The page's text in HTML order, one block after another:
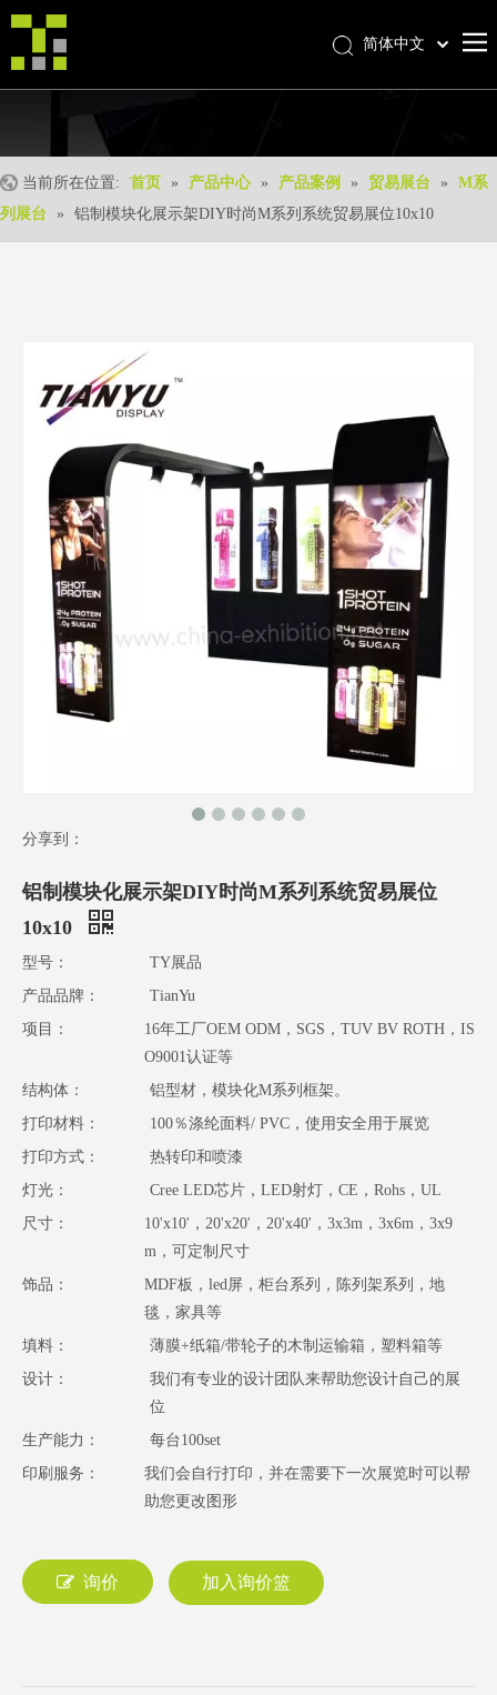
产品中心
联系我们
简体中文
日本語
Pусский
Nederlands
当前所在位置: 首页 » 产品中心 » 产品案例 » 贸易展台 »
M系
列展台
» 铝制模块化展示架DIY时尚M系列系统贸易展位10x10
分享到：
铝制模块化展示架DIY时尚M系列系统贸易展位
10x10
型号：
TY展品
产品品牌：
TianYu
项目：
16年工厂OEM ODM，SGS，TUV BV ROTH，IS
O9001认证等
结构体：
铝型材，模块化M系列框架。
打印材料：
100％涤纶面料/ PVC，使用安全用于展览
打印方式：
热转印和喷漆
灯光：
Cree LED芯片，LED射灯，CE，Rohs，UL
尺寸：
10'x10'，20'x20'，20'x40'，3x3m，3x6m，3x9
m，可定制尺寸
饰品：
MDF板，led屏，柜台系列，陈列架系列，地
毯，家具等
填料：
薄膜+纸箱/带轮子的木制运输箱，塑料箱等
设计：
我们有专业的设计团队来帮助您设计自己的展
位
生产能力：
每台100set
印刷服务：
我们会自行打印，并在需要下一次展览时可以帮
助您更改图形
询价 加入询价篮